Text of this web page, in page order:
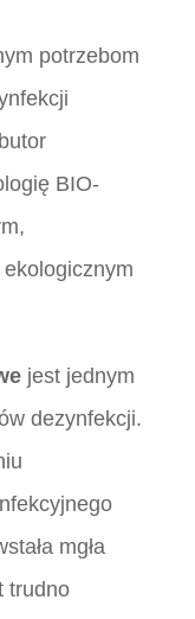
potrzebom
BIO-
jest jednym
dezynfekcji.
mgła
trudno